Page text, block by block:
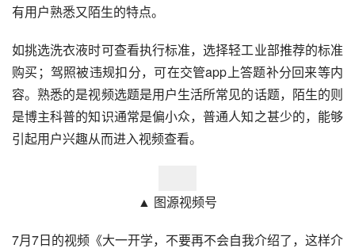
有用户熟悉又陌生的特点。
如挑选洗衣液时可查看执行标准，选择轻工业部推荐的标准
购买；驾照被违规扣分，可在交管app上答题补分回来等内
容。熟悉的是视频选题是用户生活所常见的话题，陌生的则
是博主科普的知识通常是偏小众，普通人知之甚少的，能够
引起用户兴趣从而进入视频查看。
▲ 图源视频号
7月7日的视频《大一开学，不要再不会自我介绍了，这样介